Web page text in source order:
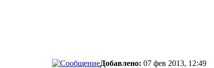
Добавлено: 07 фев 2013, 12:49